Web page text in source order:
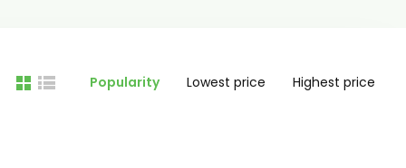
Popularity Lowest price Highest price